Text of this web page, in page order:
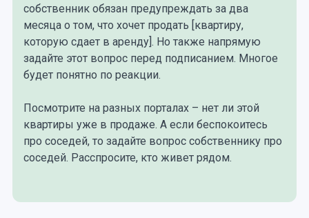
собственник обязан предупреждать за два
месяца о том, что хочет продать [квартиру,
которую сдает в аренду]. Но также напрямую
задайте этот вопрос перед подписанием. Многое
будет понятно по реакции.
Посмотрите на разных порталах – нет ли этой
квартиры уже в продаже. А если беспокоитесь
про соседей, то задайте вопрос собственнику про
соседей. Расспросите, кто живет рядом.